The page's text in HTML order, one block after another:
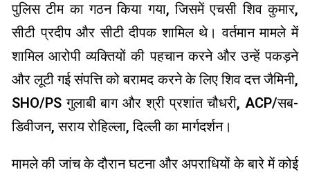
पुलिस टीम का गठन किया गया, जिसमें एचसी शिव कुमार,
सीटी प्रदीप और सीटी दीपक शामिल थे। वर्तमान मामले में
शामिल आरोपी व्यक्तियों की पहचान करने और उन्हें पकड़ने
और लूटी गई संपत्ति को बरामद करने के लिए शिव दत्त जैमिनी,
SHO/PS गुलाबी बाग और श्री प्रशांत चौधरी, ACP/सब-
डिवीजन, सराय रोहिल्ला, दिल्ली का मार्गदर्शन।
मामले की जांच के दौरान घटना और अपराधियों के बारे में कोई